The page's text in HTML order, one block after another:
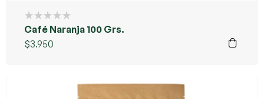
Café Naranja 100 Grs.
$3.950